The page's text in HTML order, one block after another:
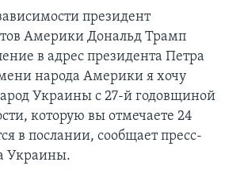
президент
Америки Дональд Трамп
в адрес президента Петра
народа Америки я хочу
Украины с 27-й годовщиной
которую вы отмечаете 24
в послании, сообщает пресс-
Украины.